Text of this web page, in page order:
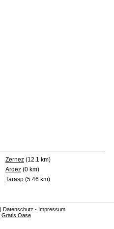
Zernez (12.1 km)
Ardez (0 km)
Tarasp (5.46 km)
Datenschutz - Impressum
Gratis Oase